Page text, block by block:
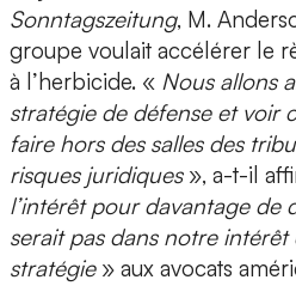
Sonntagszeitung, M.
groupe voulait accélérer le
à l’herbicide. « Nous allons
stratégie de défense et voir
faire hors des salles des
risques juridiques», a-t-il
l’intérêt pour davantage de
serait pas dans notre
stratégie» aux avocats